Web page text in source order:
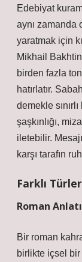
Edebiyat
aynı zamanda
yaratmak için
Mikhail
birden fazla
hatırlatır.
demekle
şaşkınlığı,
iletebilir.
karşı tarafın
Farklı
Roman
Bir roman
birlikte içsel bir